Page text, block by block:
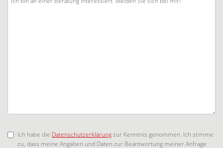
Ich habe die Datenschutzerklärungzur Kenntnis genommen. Ich stimme
zu, dass meine Angaben und Daten zur Beantwortung meiner Anfrage